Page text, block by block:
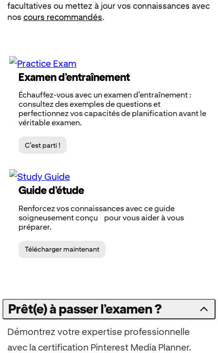
facultatives ou mettez à jour vos connaissances avec
nos cours recommandés.
Examen dʼentraînement
Échauffez-vous avec un examen d’entraînement :
consultez des exemples de questions et
perfectionnez vos capacités de planification avant le
véritable examen.
C’est parti !
Guide d’étude
Renforcez vos connaissances avec ce guide
soigneusement conçu pour vous aider à vous
préparer.
Télécharger maintenant
Prêt(e) à passer l’examen ?
Démontrez votre expertise professionnelle
avec la certification Pinterest Media Planner.